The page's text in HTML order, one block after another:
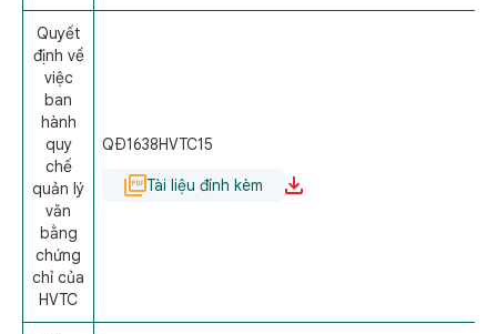
Quyết
định về
việc
ban
hành
quy
chế
quản lý
văn
bằng
chứng
chỉ của
HVTC
QÐ1638HVTC15
Tài liệu đính kèm